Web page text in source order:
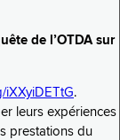
de l’OTDA sur
iXXyiDETtG.
leurs expériences
prestations du